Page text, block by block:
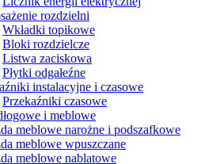
rozdzielni
Wkładki topikowe
Bloki rozdzielcze
Listwa zaciskowa
Płytki odgałeźne
instalacyjne i czasowe
Przekaźniki czasowe
i meblowe
meblowe narożne i podszafkowe
meblowe wpuszczane
meblowe nablatowe